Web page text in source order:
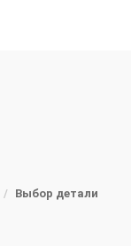
Выбор детали